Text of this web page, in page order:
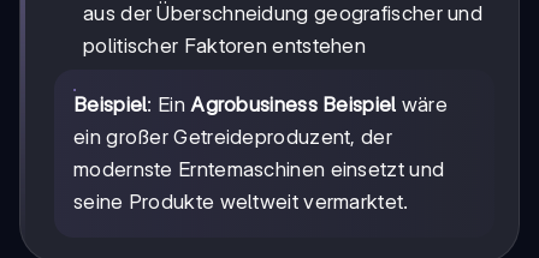
aus der Überschneidung geografischer und
politischer Faktoren entstehen
Beispiel: EinAgrobusiness Beispiel wäre
ein großer Getreideproduzent, der
modernste Erntemaschinen einsetzt und
seine Produkte weltweit vermarktet.